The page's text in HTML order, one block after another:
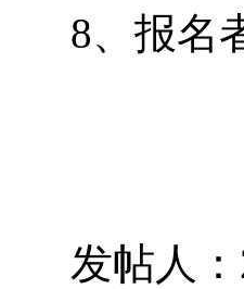
8、报名
发帖人